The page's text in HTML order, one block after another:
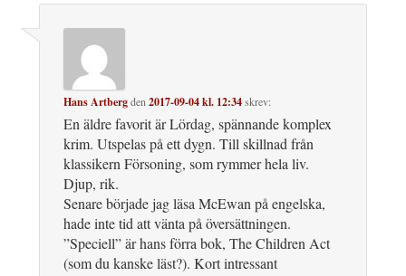
Hans Artbergden 2017-09-04 kl. 12:34skrev:
En äldre favorit är Lördag, spännande komplex
krim. Utspelas på ett dygn. Till skillnad från
klassikern Försoning, som rymmer hela liv.
Djup, rik.
Senare började jag läsa McEwan på engelska,
hade inte tid att vänta på översättningen.
”Speciell” är hans förra bok, The Children Act
(som du kanske läst?). Kort intressant